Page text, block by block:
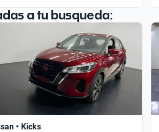
a tu busqueda:
• Kicks